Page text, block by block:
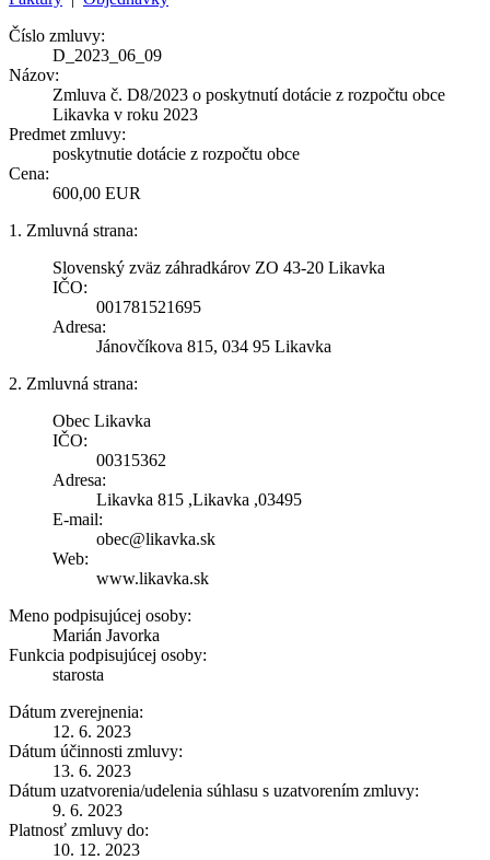
Číslo zmluvy:
D_2023_06_09
Názov:
Zmluva č. D8/2023 o poskytnutí dotácie z rozpočtu obce
Likavka v roku 2023
Predmet zmluvy:
poskytnutie dotácie z rozpočtu obce
Cena:
600,00 EUR
1. Zmluvná strana:
Slovenský zväz záhradkárov ZO 43-20 Likavka
IČO:
001781521695
Adresa:
Jánovčíkova 815, 034 95 Likavka
2. Zmluvná strana:
Obec Likavka
IČO:
00315362
Adresa:
Likavka 815 ,Likavka ,03495
E-mail:
obec@likavka.sk
Web:
www.likavka.sk
Meno podpisujúcej osoby:
Marián Javorka
Funkcia podpisujúcej osoby:
starosta
Dátum zverejnenia:
12. 6. 2023
Dátum účinnosti zmluvy:
13. 6. 2023
Dátum uzatvorenia/udelenia súhlasu s uzatvorením zmluvy:
9. 6. 2023
Platnosť zmluvy do:
10. 12. 2023